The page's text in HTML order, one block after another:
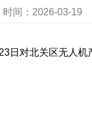
时间： 2026-03-19
对北关区无人